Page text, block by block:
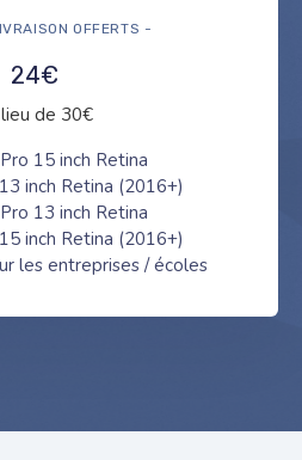
OFFERTS -
24€
de 30€
15 inch Retina
inch Retina (2016+)
13 inch Retina
inch Retina (2016+)
les entreprises / écoles